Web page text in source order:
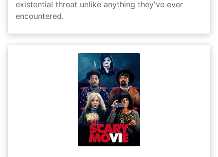
existential threat unlike anything they've ever
encountered.